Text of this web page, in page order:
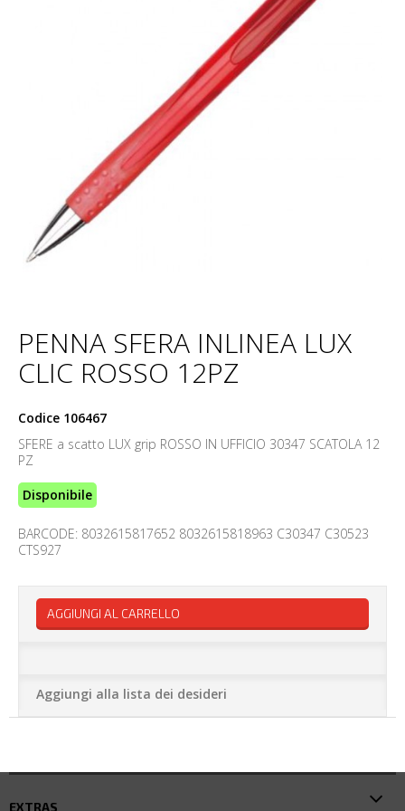
PENNA SFERA INLINEA LUX
CLIC ROSSO 12PZ
Codice 106467
SFERE a scatto LUX grip ROSSO IN UFFICIO 30347 SCATOLA 12
PZ
Disponibile
BARCODE: 8032615817652 8032615818963 C30347 C30523
CTS927
AGGIUNGI AL CARRELLO
Aggiungi alla lista dei desideri
EXTRAS